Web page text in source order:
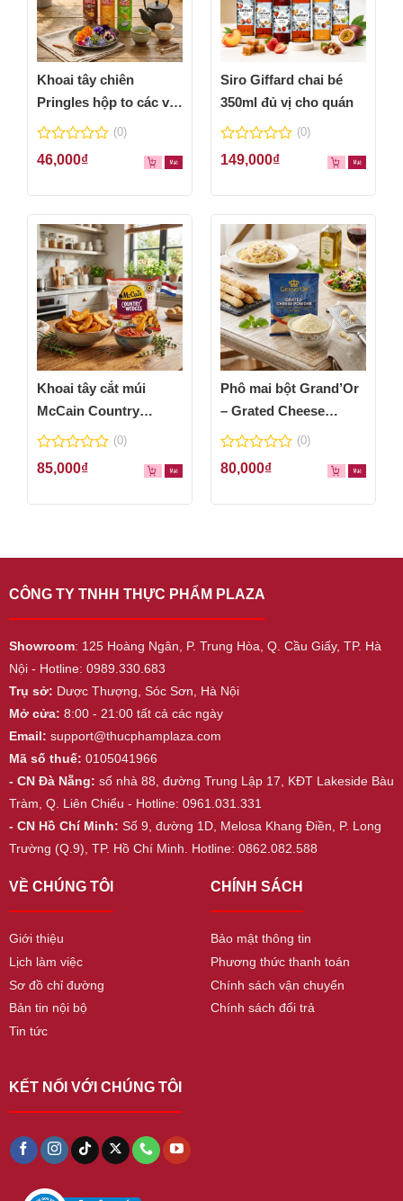
Khoai tây chiên
Pringles hộp to các vị
thơm ngon
0
out
5
(0)
46,000₫
Siro Giffard chai bé
350ml đủ vị cho quán
0
out
5
(0)
149,000₫
Khoai tây cắt múi
McCain Country
Wedges 600g
0
out
5
(0)
85,000₫
Phô mai bột Grand’Or
– Grated Cheese
Powder 100g
0
out
5
(0)
80,000₫
CÔNG TY TNHH THỰC PHẨM PLAZA
Showroom: 125 Hoàng Ngân, P. Trung Hòa, Q. Cầu Giấy, TP. Hà
Nội - Hotline: 0989.330.683
Trụ sở: Dược Thượng, Sóc Sơn, Hà Nội
Mở cửa: 8:00 - 21:00 tất cả các ngày
Email: support@thucphamplaza.com
Mã số thuế: 0105041966
- CN Đà Nẵng: số nhà 88, đường Trung Lập 17, KĐT Lakeside Bàu
Tràm, Q. Liên Chiểu - Hotline: 0961.031.331
- CN Hồ Chí Minh: Số 9, đường 1D, Melosa Khang Điền, P. Long
Trường (Q.9), TP. Hồ Chí Minh. Hotline: 0862.082.588
VỀ CHÚNG TÔI
Giới thiệu
Lịch làm việc
Sơ đồ chỉ đường
Bản tin nội bộ
Tin tức
CHÍNH SÁCH
Bảo mật thông tin
Phương thức thanh toán
Chính sách vận chuyển
Chính sách đổi trả
KẾT NỐI VỚI CHÚNG TÔI